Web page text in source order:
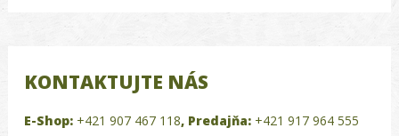
KONTAKTUJTE NÁS
E-Shop: +421 907 467 118, Predajňa: +421 917 964 555